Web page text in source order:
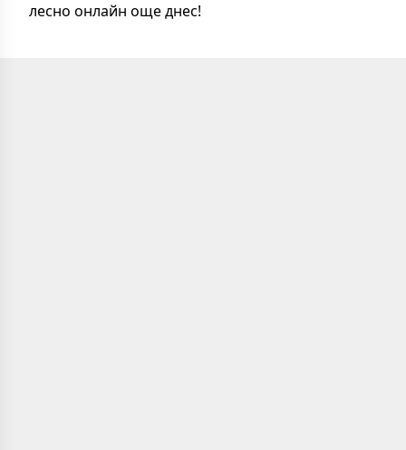
лесно онлайн още днес!